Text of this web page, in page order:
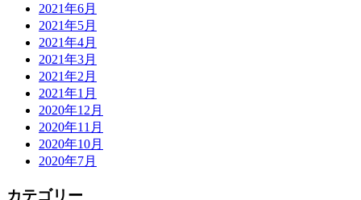
2021年6月
2021年5月
2021年4月
2021年3月
2021年2月
2021年1月
2020年12月
2020年11月
2020年10月
2020年7月
カテゴリー